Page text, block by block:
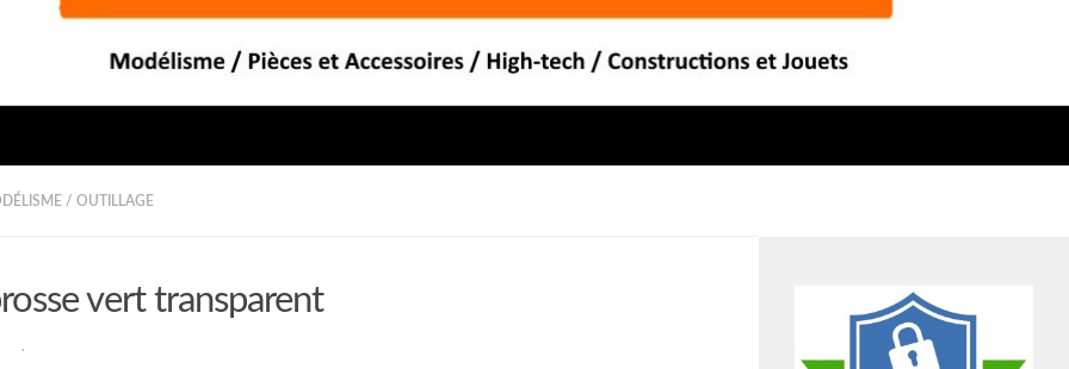
/ OUTILLAGE
vert transparent
·